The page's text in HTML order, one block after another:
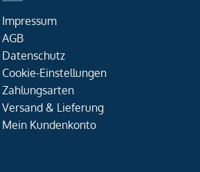
Impressum
AGB
Datenschutz
Cookie-Einstellungen
Zahlungsarten
Versand & Lieferung
Mein Kundenkonto